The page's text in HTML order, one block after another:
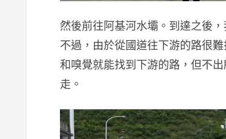
然後前往阿基河水壩。到達之後
不過，由於從國道往下游的路很
和嗅覺就能找到下游的路，但不
走。